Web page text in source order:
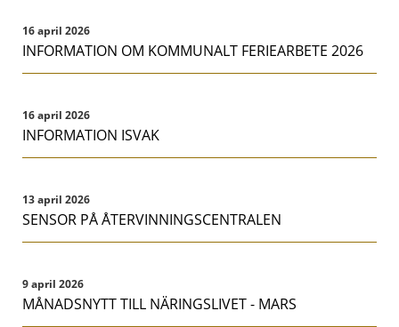
16 april 2026
INFORMATION OM KOMMUNALT FERIEARBETE 2026
16 april 2026
INFORMATION ISVAK
13 april 2026
SENSOR PÅ ÅTERVINNINGSCENTRALEN
9 april 2026
MÅNADSNYTT TILL NÄRINGSLIVET - MARS